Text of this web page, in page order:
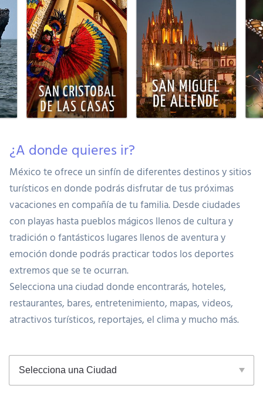
¿A donde quieres ir?
México te ofrece un sinfín de diferentes destinos y sitios
turísticos en donde podrás disfrutar de tus próximas
vacaciones en compañía de tu familia. Desde ciudades
con playas hasta pueblos mágicos llenos de cultura y
tradición o fantásticos lugares llenos de aventura y
emoción donde podrás practicar todos los deportes
extremos que se te ocurran.
Selecciona una ciudad donde encontrarás, hoteles,
restaurantes, bares, entretenimiento, mapas, videos,
atractivos turísticos, reportajes, el clima y mucho más.